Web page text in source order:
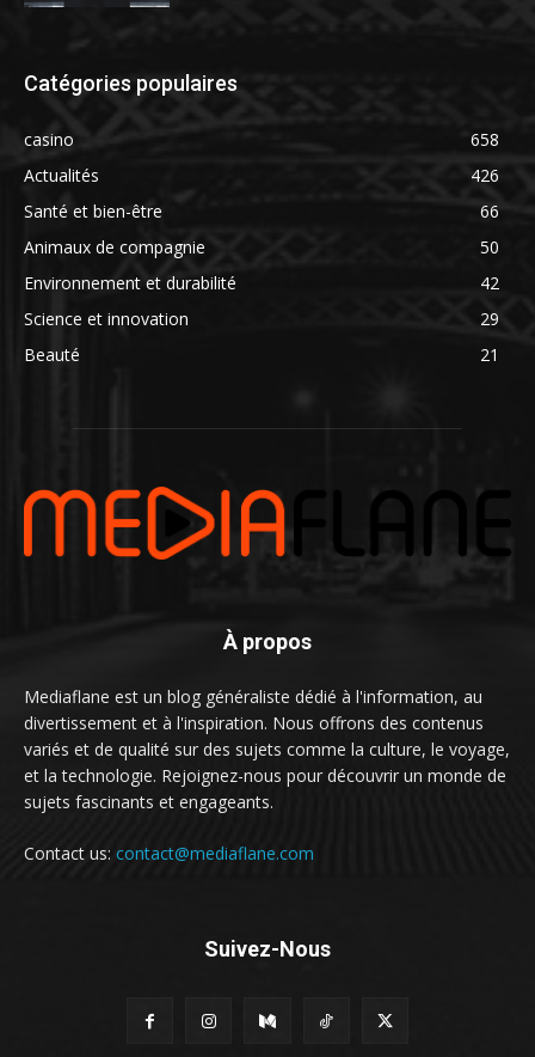
Catégories populaires
casino
658
Actualités
426
Santé et bien-être
66
Animaux de compagnie
50
Environnement et durabilité
42
Science et innovation
29
Beauté
21
À propos
Mediaflane est un blog généraliste dédié à l'information, au
divertissement et à l'inspiration. Nous offrons des contenus
variés et de qualité sur des sujets comme la culture, le voyage,
et la technologie. Rejoignez-nous pour découvrir un monde de
sujets fascinants et engageants.
Contact us: contact@mediaflane.com
Suivez-Nous